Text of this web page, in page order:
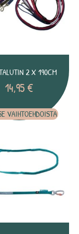
2 X 190CM
14,95€
VAIHTOEHDOISTA